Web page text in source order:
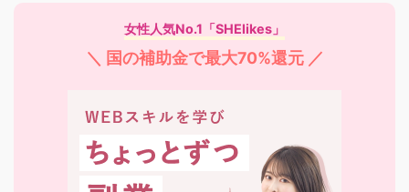
女性人気No.1「SHElikes」
＼ 国の補助金で最大70%還元 ／